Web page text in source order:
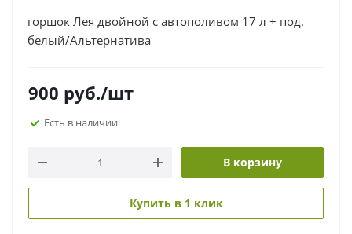
горшок Лея двойной с автополивом 17 л + под.
белый/Альтернатива
900 руб./шт
Есть в наличии
В корзину
Купить в 1 клик